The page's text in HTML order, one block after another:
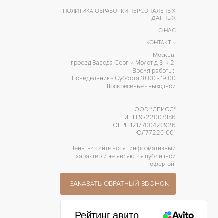
ПОЛИТИКА ОБРАБОТКИ ПЕРСОНАЛЬНЫХ
ДАННЫХ
О НАС
КОНТАКТЫ
Москва,
проезд Завода Серп и Молот д 3, к 2,
Время работы:
Понедельник - Суббота 10:00 - 19:00
Воскресенье - выходной
ООО "СВИСС"
ИНН 9722007386
ОГРН 1217700420926
ЮЛ772201001
Цены на сайте носят информативный
характер и не являются публичной
офертой.
ЗАКАЗАТЬ ОБРАТНЫЙ ЗВОНОК
Рейтинг авито